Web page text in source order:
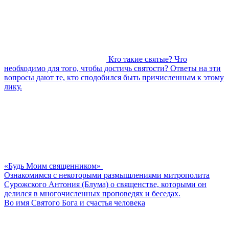
Кто такие святые? Что
необходимо для того, чтобы достичь святости? Ответы на эти
вопросы дают те, кто сподобился быть причисленным к этому
лику.
«Будь Моим священником»
Ознакомимся с некоторыми размышлениями митрополита
Сурожского Антония (Блума) о священстве, которыми он
делился в многочисленных проповедях и беседах.
Во имя Святого Бога и счастья человека